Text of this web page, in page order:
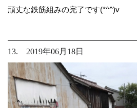
頑丈な鉄筋組みの完了です(*^^)v
13. 2019年06月18日